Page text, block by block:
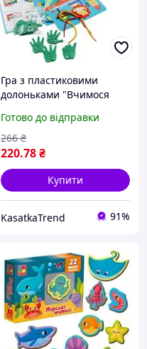
Гра з пластиковими
долоньками "Вчимося
Готово до відправки
220.78₴
266 ₴
Купити
KasatkaTrend 91%